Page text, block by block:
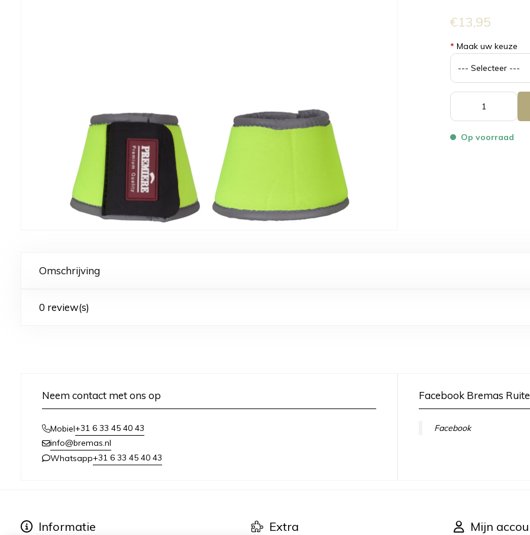
€13,95
* Maak uw keuze
Op voorraad
Omschrijving
0 review(s)
Neem contact met ons op
Mobiel+31 6 33 45 40 43
info@bremas.nl
Whatsapp+31 6 33 45 40 43
Facebook Bremas
Facebook
Informatie Extra Mijn